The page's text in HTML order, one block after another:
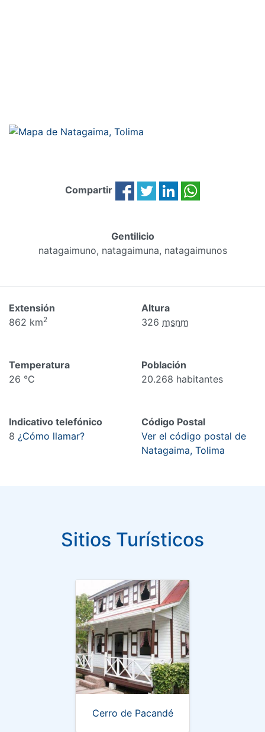
Compartir
Gentilicio
natagaimuno, natagaimuna, natagaimunos
Extensión
862 km2
Altura
326 msnm
Temperatura
26 °C
Población
20.268 habitantes
Indicativo telefónico
8 ¿Cómo llamar?
Código Postal
Ver el código postal de
Natagaima, Tolima
Sitios Turísticos
Cerro de Pacandé